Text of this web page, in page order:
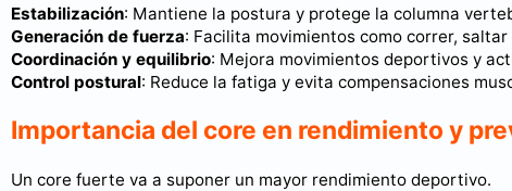
Estabilización: Mantiene la postura y protege la columna
Generación de fuerza: Facilita movimientos como correr,
Coordinación y equilibrio: Mejora movimientos deportivos y
Control postural: Reduce la fatiga y evita compensaciones
Importancia del core en rendimiento y
Un core fuerte va a suponer un mayor rendimiento deportivo.